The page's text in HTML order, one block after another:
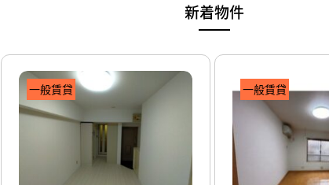
新着物件
一般賃貸 一般賃貸